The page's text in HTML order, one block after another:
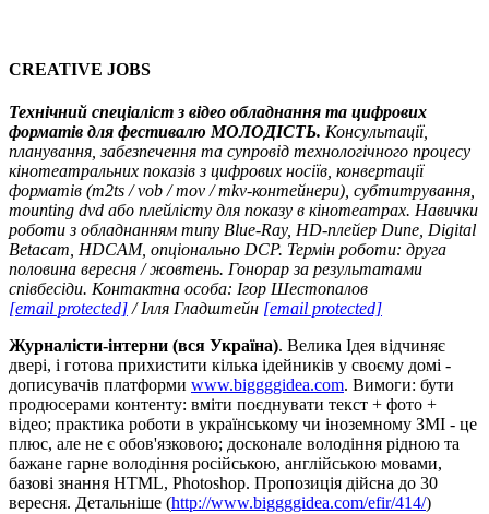
CREATIVE JOBS
Технічний спеціаліст з відео обладнання та цифрових
форматів для фестивалю МОЛОДІСТЬ. Консультації,
планування, забезпечення та супровід технологічного процесу
кінотеатральних показів з цифрових носіїв, конвертації
форматів (m2ts / vob / mov / mkv-контейнери), субтитрування,
mounting dvd або плейлісту для показу в кінотеатрах. Навички
роботи з обладнанням типу Blue-Ray, HD-плейер Dune, Digital
Betacam, HDCAM, опціонально DCP. Термін роботи: друга
половина вересня / жовтень. Гонорар за результатами
співбесіди. Контактна особа: Ігор Шестопалов
[email protected] / Ілля Гладштейн [email protected]
Журналісти-інтерни (вся Україна). Велика Ідея відчиняє
двері, і готова прихистити кілька ідейників у своєму домі -
дописувачів платформи www.biggggidea.com. Вимоги: бути
продюсерами контенту: вміти поєднувати текст + фото +
відео; практика роботи в українському чи іноземному ЗМІ - це
плюс, але не є обов'язковою; досконале володіння рідною та
бажане гарне володіння російською, англійською мовами,
базові знання HTML, Photoshop. Пропозиція дійсна до 30
вересня. Детальніше (http://www.biggggidea.com/efir/414/)